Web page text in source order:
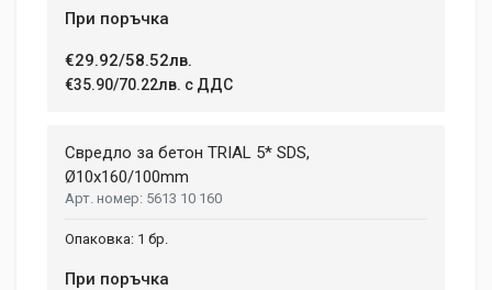
При поръчка
€29.92/58.52лв.
€35.90/70.22лв. с ДДС
Свредло за бетон TRIAL 5* SDS,
Ø10x160/100mm
5613 10 160
1 бр.
При поръчка